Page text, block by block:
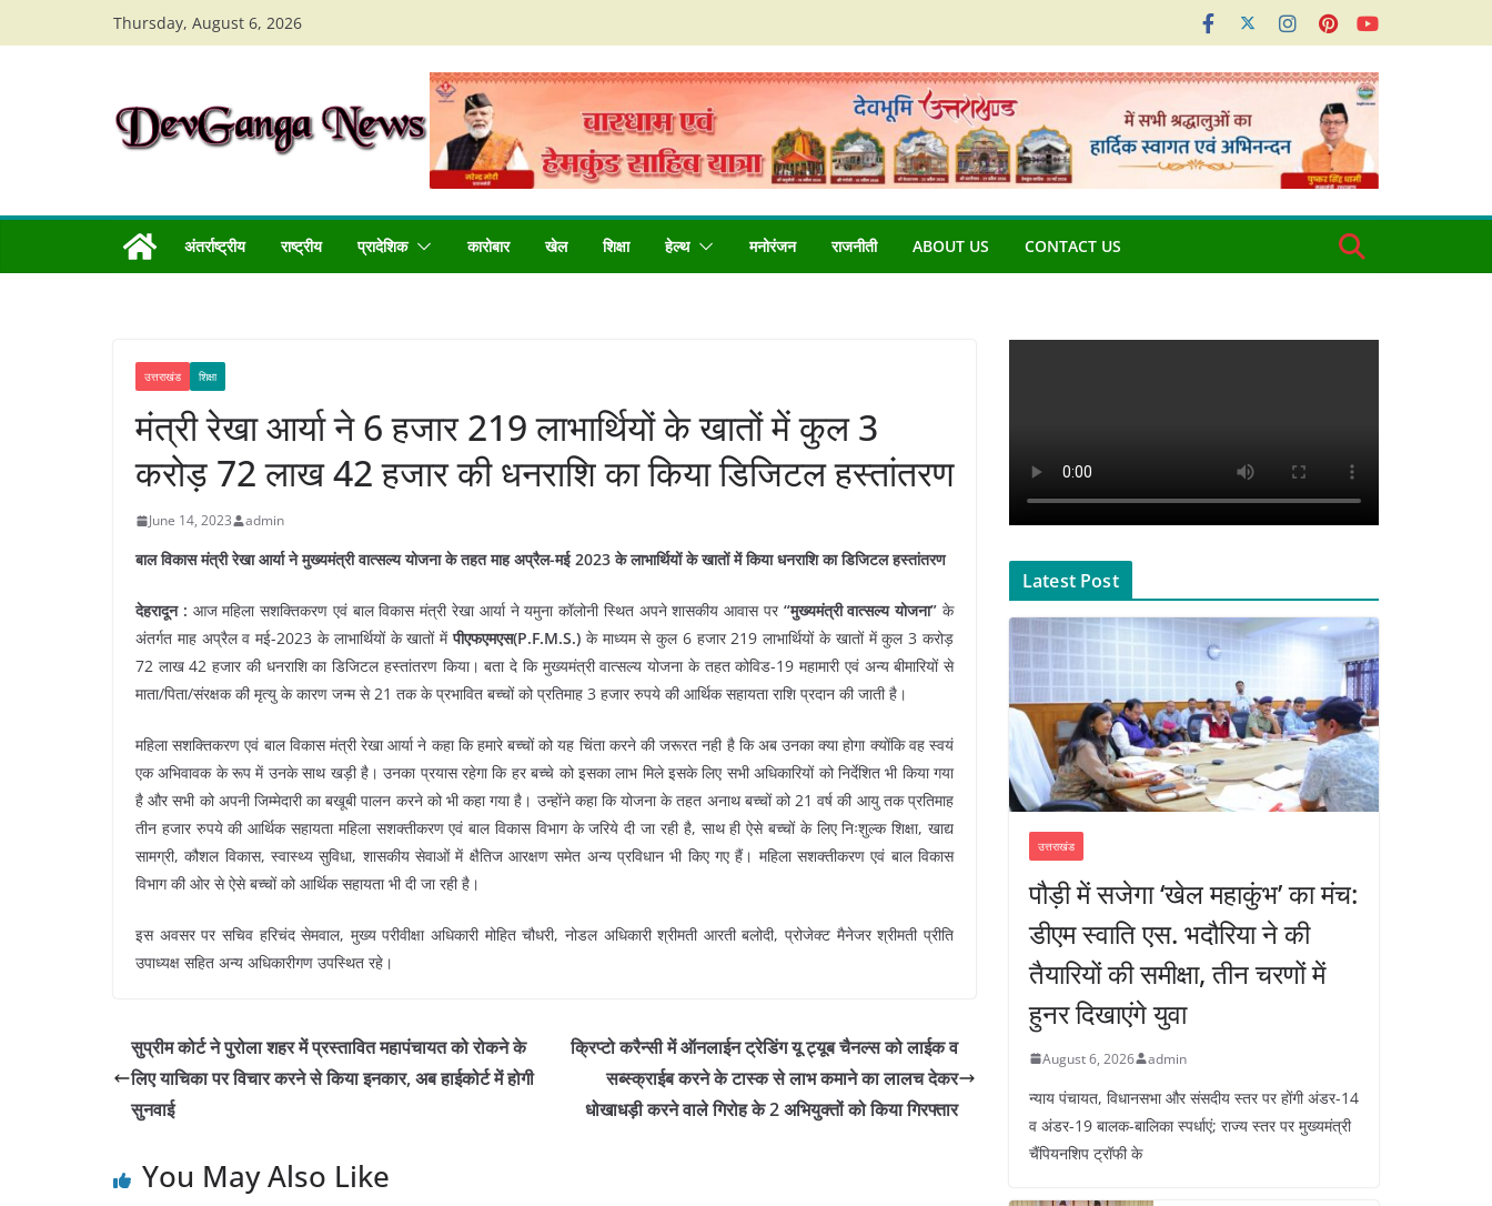
to
Thursday, August 6, 2026
अंतर्राष्ट्रीय राष्ट्रीय प्रादेशिक कारोबार खेल शिक्षा हेल्थ मनोरंजन राजनीती ABOUT US CONTACT US
उत्तराखंड शिक्षा
मंत्री रेखा आर्या ने 6 हजार 219 लाभार्थियों के खातों में कुल 3
करोड़ 72 लाख 42 हजार की धनराशि का किया डिजिटल हस्तांतरण
June 14, 2023 admin
बाल विकास मंत्री रेखा आर्या ने मुख्यमंत्री वात्सल्य योजना के तहत माह अप्रैल-मई 2023 के लाभार्थियों के खातों में किया धनराशि का डिजिटल हस्तांतरण
देहरादून : आज महिला सशक्तिकरण एवं बाल विकास मंत्री रेखा आर्या ने यमुना कॉलोनी स्थित अपने शासकीय आवास पर “मुख्यमंत्री वात्सल्य योजना” के
अंतर्गत माह अप्रैल व मई-2023 के लाभार्थियों के खातों मेंपीएफएमएस(P.F.M.S.)के माध्यम से कुल 6 हजार 219 लाभार्थियों के खातों में कुल 3 करोड़
72 लाख 42 हजार की धनराशि का डिजिटल हस्तांतरण किया। बता दे कि मुख्यमंत्री वात्सल्य योजना के तहत कोविड-19 महामारी एवं अन्य बीमारियों से
माता/पिता/संरक्षक की मृत्यु के कारण जन्म से 21 तक के प्रभावित बच्चों को प्रतिमाह 3 हजार रुपये की आर्थिक सहायता राशि प्रदान की जाती है।
महिला सशक्तिकरण एवं बाल विकास मंत्री रेखा आर्या ने कहा कि हमारे बच्चों को यह चिंता करने की जरूरत नही है कि अब उनका क्या होगा क्योंकि वह स्वयं
एक अभिवावक के रूप में उनके साथ खड़ी है। उनका प्रयास रहेगा कि हर बच्चे को इसका लाभ मिले इसके लिए सभी अधिकारियों को निर्देशित भी किया गया
है और सभी को अपनी जिम्मेदारी का बखूबी पालन करने को भी कहा गया है। उन्होंने कहा कि योजना के तहत अनाथ बच्चों को 21 वर्ष की आयु तक प्रतिमाह
तीन हजार रुपये की आर्थिक सहायता महिला सशक्तीकरण एवं बाल विकास विभाग के जरिये दी जा रही है, साथ ही ऐसे बच्चों के लिए निःशुल्क शिक्षा, खाद्य
सामग्री, कौशल विकास, स्वास्थ्य सुविधा, शासकीय सेवाओं में क्षैतिज आरक्षण समेत अन्य प्रविधान भी किए गए हैं। महिला सशक्तीकरण एवं बाल विकास
विभाग की ओर से ऐसे बच्चों को आर्थिक सहायता भी दी जा रही है।
इस अवसर पर सचिव हरिचंद सेमवाल, मुख्य परीवीक्षा अधिकारी मोहित चौधरी, नोडल अधिकारी श्रीमती आरती बलोदी, प्रोजेक्ट मैनेजर श्रीमती प्रीति
उपाध्यक्ष सहित अन्य अधिकारीगण उपस्थित रहे।
सुप्रीम कोर्ट ने पुरोला शहर में प्रस्तावित महापंचायत को रोकने के
लिए याचिका पर विचार करने से किया इनकार, अब हाईकोर्ट में होगी
सुनवाई
क्रिप्टो करैन्सी में ऑनलाईन ट्रेडिंग यू ट्यूब चैनल्स को लाईक व
सब्स्क्राईब करने के टास्क से लाभ कमाने का लालच देकर
धोखाधड़ी करने वाले गिरोह के 2 अभियुक्तों को किया गिरफ्तार
You May Also Like
Latest Post
उत्तराखंड
पौड़ी में सजेगा ‘खेल महाकुंभ’ का मंच:
डीएम स्वाति एस. भदौरिया ने की
तैयारियों की समीक्षा, तीन चरणों में
हुनर दिखाएंगे युवा
August 6, 2026 admin
न्याय पंचायत, विधानसभा और संसदीय स्तर पर होंगी अंडर-14
व अंडर-19 बालक-बालिका स्पर्धाएं; राज्य स्तर पर मुख्यमंत्री
चैंपियनशिप ट्रॉफी के